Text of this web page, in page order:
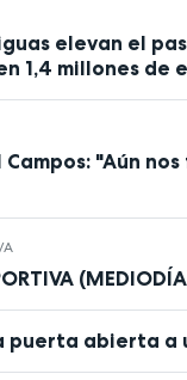
elevan el
1,4 millones de
"Aún
puerta abierta a